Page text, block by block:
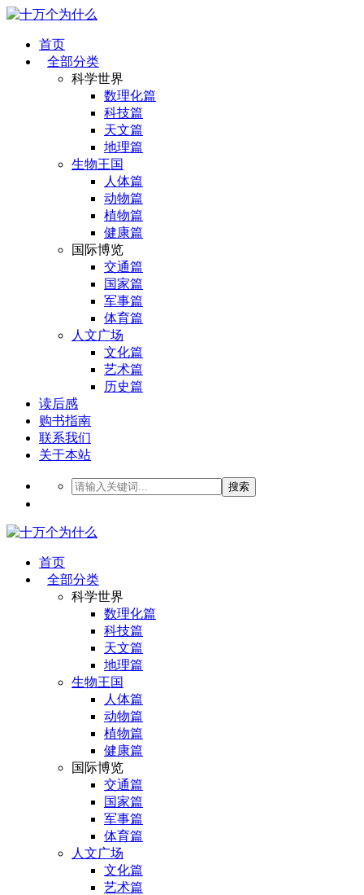
首页
全部分类
科学世界
数理化篇
科技篇
天文篇
地理篇
生物王国
人体篇
动物篇
植物篇
健康篇
国际博览
交通篇
国家篇
军事篇
体育篇
人文广场
文化篇
艺术篇
历史篇
读后感
购书指南
联系我们
关于本站
搜索
首页
全部分类
科学世界
数理化篇
科技篇
天文篇
地理篇
生物王国
人体篇
动物篇
植物篇
健康篇
国际博览
交通篇
国家篇
军事篇
体育篇
人文广场
文化篇
艺术篇